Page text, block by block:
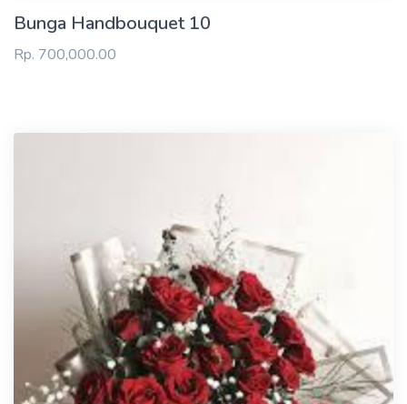
Bunga Handbouquet 10
Rp. 700,000.00